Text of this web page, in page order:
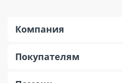
Компания
Покупателям